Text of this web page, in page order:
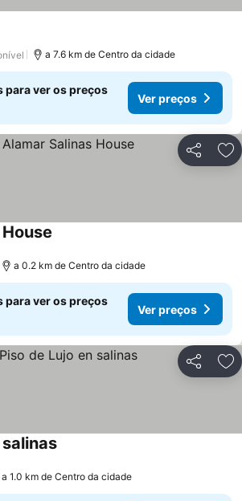
a 7.6 km de Centro da cidade
para ver os preços
Ver preços
Partilhar
a 0.2 km de Centro da cidade
para ver os preços
Ver preços
Partilhar
a 1.0 km de Centro da cidade